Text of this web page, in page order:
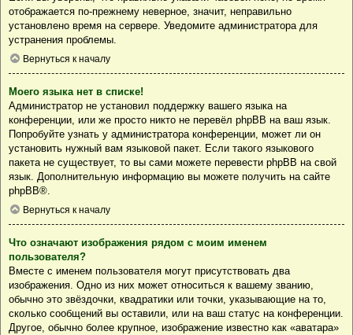
отображается по-прежнему неверное, значит, неправильно
установлено время на сервере. Уведомите администратора для
устранения проблемы.
Вернуться к началу
Моего языка нет в списке!
Администратор не установил поддержку вашего языка на
конференции, или же просто никто не перевёл phpBB на ваш язык.
Попробуйте узнать у администратора конференции, может ли он
установить нужный вам языковой пакет. Если такого языкового
пакета не существует, то вы сами можете перевести phpBB на свой
язык. Дополнительную информацию вы можете получить на сайте
phpBB®.
Вернуться к началу
Что означают изображения рядом с моим именем
пользователя?
Вместе с именем пользователя могут присутствовать два
изображения. Одно из них может относиться к вашему званию,
обычно это звёздочки, квадратики или точки, указывающие на то,
сколько сообщений вы оставили, или на ваш статус на конференции.
Другое, обычно более крупное, изображение известно как «аватара»